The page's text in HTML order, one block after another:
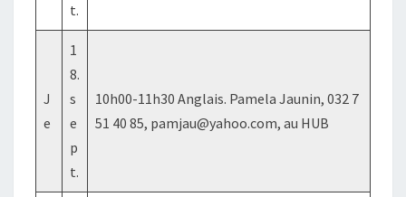
t.
J
e
1
8.
s
e
p
t.
10h00-11h30 Anglais. Pamela Jaunin, 032 7
51 40 85, pamjau@yahoo.com, au HUB